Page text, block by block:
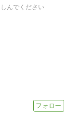
んでください